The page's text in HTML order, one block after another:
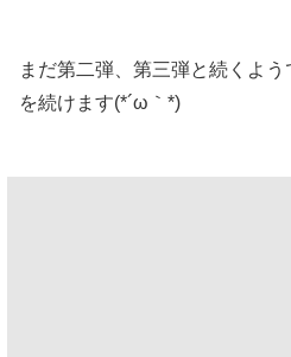
まだ第二弾、第三弾と続くよ
を続けます(*´ω｀*)